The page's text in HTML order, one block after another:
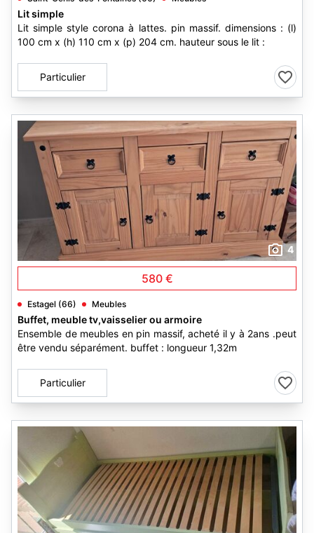
Lit simple
Lit simple style corona à lattes. pin massif. dimensions : (l)
100 cm x (h) 110 cm x (p) 204 cm. hauteur sous le lit :
Particulier
4
580 €
Estagel (66) Meubles
Buffet, meuble tv,vaisselier ou armoire
Ensemble de meubles en pin massif, acheté il y à 2ans .peut
être vendu séparément. buffet : longueur 1,32m
Particulier